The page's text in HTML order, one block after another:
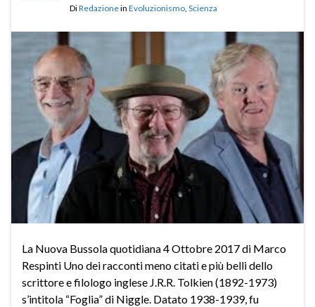
DiRedazionein Evoluzionismo Scienza
La Nuova Bussola quotidiana 4 Ottobre 2017 di Marco
Respinti Uno dei racconti meno citati e più belli dello
scrittore e filologo inglese J.R.R. Tolkien (1892-1973)
s’intitola “Foglia” di Niggle. Datato 1938-1939, fu